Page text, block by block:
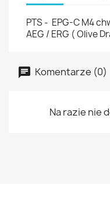
PTS - EPG-C M4
AEG / ERG ( Olive
Komentarze (0)
Na razie nie